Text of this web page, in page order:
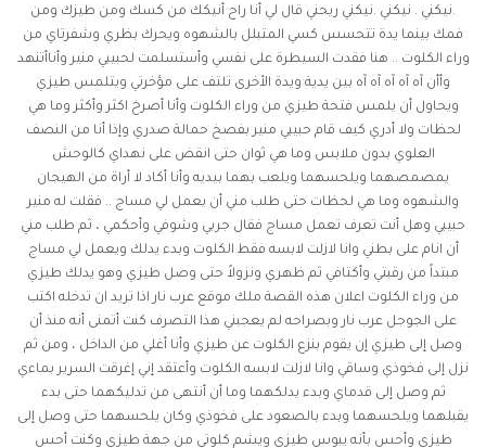
.نيكني . نيكني .نيكني ريحني قال لي أنا راح أنيكك من كسك ومن طيزك ومن
فمك بينما يدة تتحسس كسي المتبلل بالشهوه ويحرك بظري وشفرتاي من
وراء الكلوت .. هنا فقدت السيطرة على نفسي وأستسلمت لحبيبي منير وأناأتنهد
وأأن آه آه آه آه آه بين يدية ويدة الأخرى تلتف على مؤخرتي ويتلمس طيزي
ويحاول أن يلمس فتحة طيزي من وراء الكلوت وأنا أصرخ اكثر وأكثر وما هي
لحظات ولا أدري كيف قام حبيبي منير بفصخ حمالة صدري وإذا أنا من النصف
العلوي بدون ملابس وما هي ثوان حتى انقض على نهداي كالوحش
يمصمصهما ويلحسهما ويلعب بهما بيديه وأنا أكاد لا أراة من الهيجان
والشهوه وما هي لحظات حتى طلب مني أن يعمل لي مساج .. فقلت له منير
حبيبي وهل أنت تعرف تعمل مساج فقال جربي وشوفي وأحكمي ، ثم طلب مني
أن انام على بطني وانا لازلت لابسه فقط الكلوت وبدء يدلك ويعمل لي مساج
مبتداً من رقبتي وأكتافي ثم ظهري ونزولاً حتى وصل طيزي وهو يدلك طيزي
من وراء الكلوت اعلان هذه القصة ملك موقع عرب نار اذا تريد ان تدخله اكتب
على الجوجل عرب نار وبصراحه لم يعجبني هذا التصرف كنت أتمنى أنه منذ أن
وصل إلى طيزي إن يقوم بنزع الكلوت عن طيزي وأنا أغلي من الداخل ، ومن ثم
نزل إلى فخوذي وساقي وانا لازلت لابسه الكلوت وأعتقد إني إغرقت السرير بماءي
ثم وصل إلى قدماي وبدء يدلكهما وما أن أنتهى من تدليكهما حتى بدء
يقبلهما ويلحسهما وبدء بالصعود على فخوذي وكان يلحسهما حتى وصل إلى
طيزي وأحس بأنه يبوس طيزي ويشم كلوتي من جهة طيزي وكنت أحس